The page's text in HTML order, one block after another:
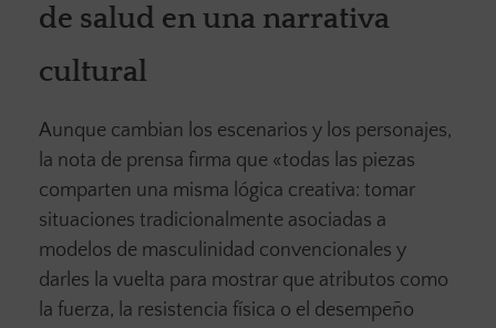
de salud en una narrativa
cultural
Aunque cambian los escenarios y los personajes,
la nota de prensa firma que «todas las piezas
comparten una misma lógica creativa: tomar
situaciones tradicionalmente asociadas a
modelos de masculinidad convencionales y
darles la vuelta para mostrar que atributos como
la fuerza, la resistencia física o el desempeño